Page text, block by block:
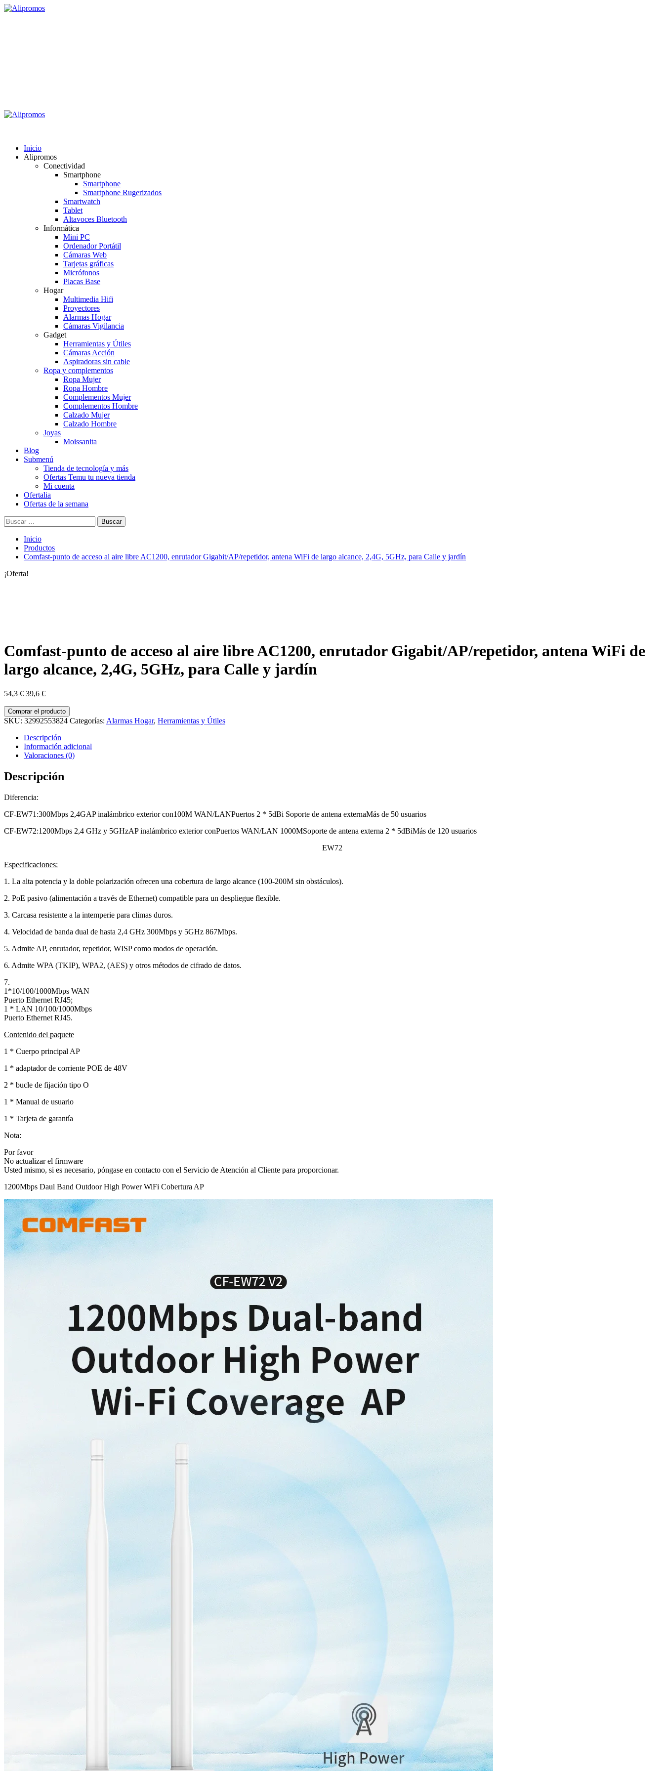
Saltar
Menú
Inicio
Alipromos
Conectividad
Smartphone
Smartphone
Smartphone Rugerizados
Smartwatch
Tablet
Altavoces Bluetooth
Informática
Mini PC
Ordenador Portátil
Cámaras Web
Tarjetas gráficas
Micrófonos
Placas Base
Hogar
Multimedia Hifi
Proyectores
Alarmas Hogar
Cámaras Vigilancia
Gadget
Herramientas y Útiles
Cámaras Acción
Aspiradoras sin cable
Ropa y complementos
Ropa Mujer
Ropa Hombre
Complementos Mujer
Complementos Hombre
Calzado Mujer
Calzado Hombre
Joyas
Moissanita
Blog
Submenú
Tienda de tecnología y más
Ofertas Temu tu nueva tienda
Mi cuenta
Ofertalia
Ofertas de la semana
Buscar:
Inicio
Productos
Comfast-punto de acceso al aire libre AC1200, enrutador Gigabit/AP/repetidor, antena WiFi de largo alcance, 2,4G, 5GHz, para Calle y jardín
¡Oferta!
Comfast-punto de acceso al aire libre AC1200, enrutador Gigabit/AP/repetidor, antena WiFi de
largo alcance, 2,4G, 5GHz, para Calle y jardín
54,3€ El
original
era:
39,6 €El
actual
es:
Comprar el producto
SKU: 32992553824 Categorías: Alarmas Hogar, Herramientas y Útiles
Descripción
Información adicional
Valoraciones (0)
Descripción
Diferencia:
CF-EW71:300Mbps 2,4GAP inalámbrico exterior con100M WAN/LANPuertos 2 * 5dBi Soporte de antena externaMás de 50 usuarios
CF-EW72:1200Mbps 2,4 GHz y 5GHzAP inalámbrico exterior conPuertos WAN/LAN 1000MSoporte de antena externa 2 * 5dBiMás de 120 usuarios
EW72
Especificaciones:
1. La alta potencia y la doble polarización ofrecen una cobertura de largo alcance (100-200M sin obstáculos).
2. PoE pasivo (alimentación a través de Ethernet) compatible para un despliegue flexible.
3. Carcasa resistente a la intemperie para climas duros.
4. Velocidad de banda dual de hasta 2,4 GHz 300Mbps y 5GHz 867Mbps.
5. Admite AP, enrutador, repetidor, WISP como modos de operación.
6. Admite WPA (TKIP), WPA2, (AES) y otros métodos de cifrado de datos.
7.
1*10/100/1000Mbps WAN
Puerto Ethernet RJ45;
1 * LAN 10/100/1000Mbps
Puerto Ethernet RJ45.
Contenido del paquete
1 * Cuerpo principal AP
1 * adaptador de corriente POE de 48V
2 * bucle de fijación tipo O
1 * Manual de usuario
1 * Tarjeta de garantía
Nota:
Por favor
No actualizar el firmware
Usted mismo, si es necesario, póngase en contacto con el Servicio de Atención al Cliente para proporcionar.
1200Mbps Daul Band Outdoor High Power WiFi Cobertura AP